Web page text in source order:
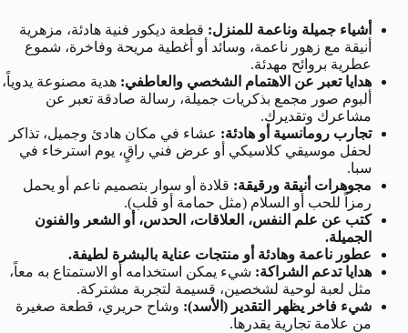
أشياء جميلة وناعمة للمنزل: قطعة ديكور فنية هادئة، مزهرية
أنيقة مع زهور ناعمة، وسائد أو أغطية مريحة وفاخرة، شموع
عطرية بروائح مهدئة.
هدايا تعبر عن الاهتمام الشخصي والعاطفي: هدية مصنوعة يدوياً،
ألبوم صور مجمع بذكريات جميلة، رسالة صادقة تعبر عن
مشاعرك وتقديرك.
تجارب رومانسية أو هادئة: عشاء في مكان هادئ وجميل، تذاكر
لحفل موسيقي كلاسيكي أو عرض فني راقٍ، يوم استرخاء في
سبا.
مجوهرات أنيقة ورقيقة: قلادة أو سوار بتصميم ناعم أو يحمل
رمزاً للحب أو السلام (مثل حمامة أو قلب).
كتب عن علم النفس، العلاقات، الحدس، أو الشعر والفنون
الجميلة.
عطور ناعمة وهادئة أو منتجات عناية بالبشرة لطيفة.
هدايا تدعم الشراكة: شيء يمكن استخدامه أو الاستمتاع به معاً،
مثل لعبة لوحية لشخصين، قسيمة لتجربة مشتركة.
شيء فاخر يظهر التقدير (الأسد): وشاح حريري، قطعة صغيرة
من علامة تجارية يقدرها.